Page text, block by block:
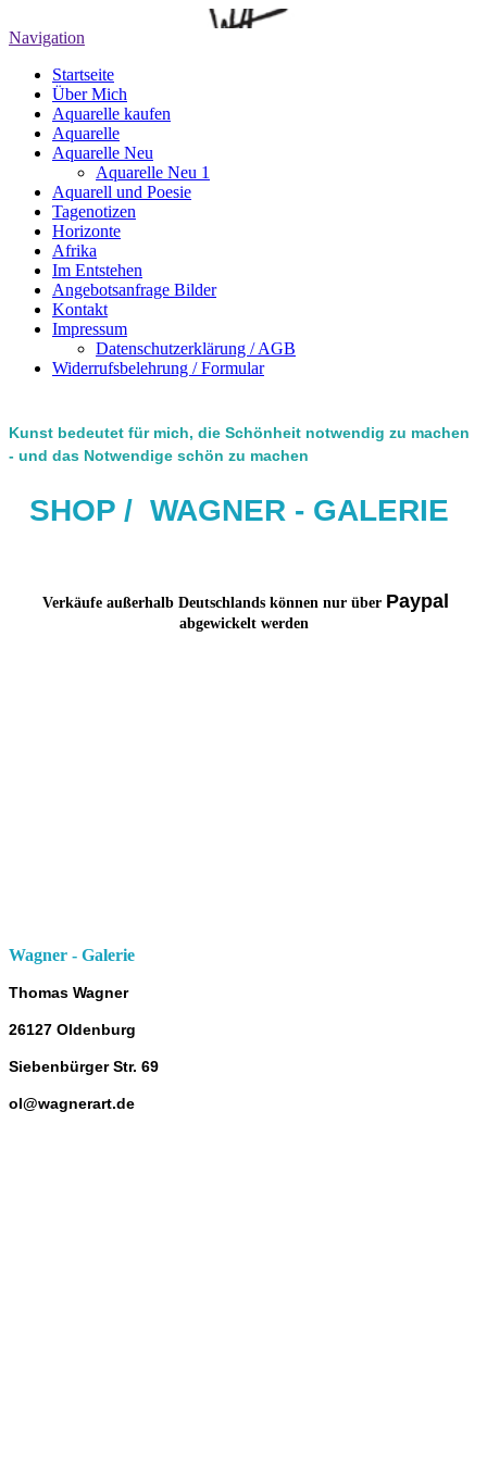
Navigation
Startseite
Über Mich
Aquarelle kaufen
Aquarelle
Aquarelle Neu
Aquarelle Neu 1
Aquarell und Poesie
Tagenotizen
Horizonte
Afrika
Im Entstehen
Angebotsanfrage Bilder
Kontakt
Impressum
Datenschutzerklärung / AGB
Widerrufsbelehrung / Formular
Kunst bedeutet für mich, die Schönheit notwendig zu machen
- und das Notwendige schön zu machen
SHOP / WAGNER - GALERIE
Verkäufe außerhalb Deutschlands können nur über Paypal
abgewickelt werden
Wagner - Galerie
Thomas Wagner
26127 Oldenburg
Siebenbürger Str. 69
ol@wagnerart.de